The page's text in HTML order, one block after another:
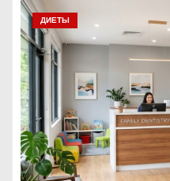
ДИЕТЫ